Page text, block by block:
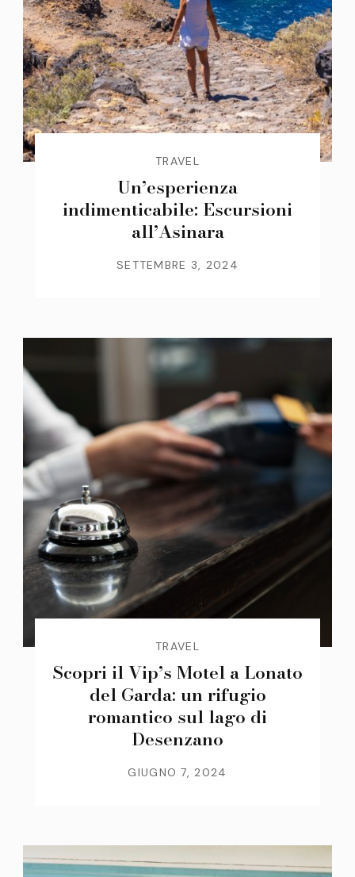
TRAVEL
Un’esperienza
indimenticabile: Escursioni
all’Asinara
SETTEMBRE 3, 2024
TRAVEL
Scopri il Vip’s Motel a Lonato
del Garda: un rifugio
romantico sul lago di
Desenzano
GIUGNO 7, 2024